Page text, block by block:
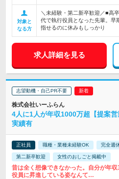
対象と
なる方
＼未経験・第二新卒歓迎／■高
代で執行役員となった先輩。早
指せるのに休みもしっかり
求人詳細を見る
志望動機・自己PR不要
株式会社いーふらん
4人に1人が年収1000万超【提案
実績有
正社員 職種・業種未経験OK 完全週
第二新卒歓迎 女性のおしごと掲載中
昔は全く想像できなかった。自分が年
役員に昇進している姿なんて…